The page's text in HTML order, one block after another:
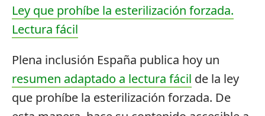
Ley que prohíbe la esterilización forzada.
Lectura fácil
Plena inclusión España publica hoy un
resumen adaptado a lectura fácil de la ley
que prohíbe la esterilización forzada. De